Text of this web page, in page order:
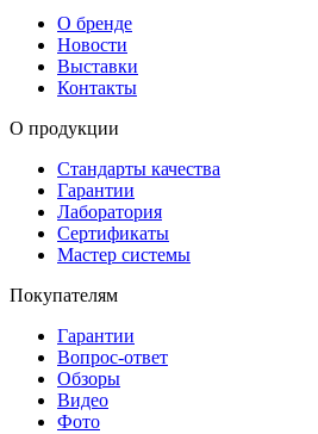
О бренде
Новости
Выставки
Контакты
О продукции
Стандарты качества
Гарантии
Лаборатория
Сертификаты
Мастер системы
Покупателям
Гарантии
Вопрос-ответ
Обзоры
Видео
Фото